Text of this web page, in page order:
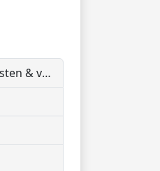
Banken, financiele diensten & verzekeringen